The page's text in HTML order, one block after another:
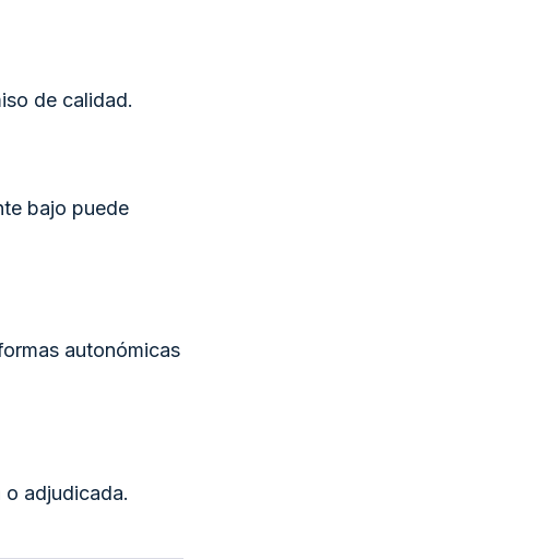
de calidad.
bajo puede
autonómicas
adjudicada.